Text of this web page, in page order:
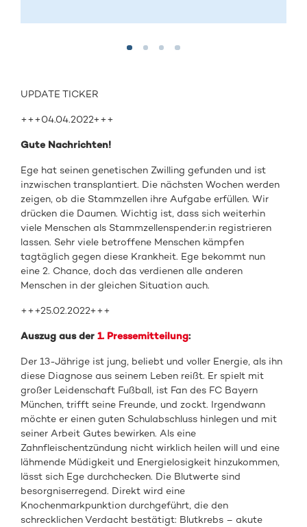
UPDATE TICKER
+++04.04.2022+++
Gute Nachrichten!
Ege hat seinen genetischen Zwilling gefunden und ist
inzwischen transplantiert. Die nächsten Wochen werden
zeigen, ob die Stammzellen ihre Aufgabe erfüllen. Wir
drücken die Daumen. Wichtig ist, dass sich weiterhin
viele Menschen als Stammzellenspender:in registrieren
lassen. Sehr viele betroffene Menschen kämpfen
tagtäglich gegen diese Krankheit. Ege bekommt nun
eine 2. Chance, doch das verdienen alle anderen
Menschen in der gleichen Situation auch.
+++25.02.2022+++
Auszug aus der1. Pressemitteilung:
Der 13-Jährige ist jung, beliebt und voller Energie, als ihn
diese Diagnose aus seinem Leben reißt. Er spielt mit
großer Leidenschaft Fußball, ist Fan des FC Bayern
München, trifft seine Freunde, und zockt. Irgendwann
möchte er einen guten Schulabschluss hinlegen und mit
seiner Arbeit Gutes bewirken. Als eine
Zahnfleischentzündung nicht wirklich heilen will und eine
lähmende Müdigkeit und Energielosigkeit hinzukommen,
lässt sich Ege durchchecken. Die Blutwerte sind
besorgniserregend. Direkt wird eine
Knochenmarkpunktion durchgeführt, die den
schrecklichen Verdacht bestätigt: Blutkrebs – akute